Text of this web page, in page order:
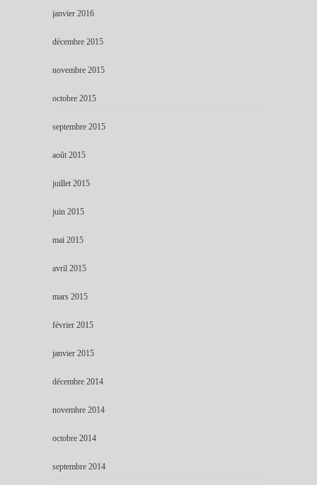
janvier 2016
décembre 2015
novembre 2015
octobre 2015
septembre 2015
août 2015
juillet 2015
juin 2015
mai 2015
avril 2015
mars 2015
février 2015
janvier 2015
décembre 2014
novembre 2014
octobre 2014
septembre 2014